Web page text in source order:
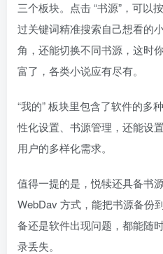
三个板块。点击 “书源”，可以
过关键词精准搜索自己想看的
角，还能切换不同书源，这时
富了，各类小说应有尽有。
“我的” 板块里包含了软件的多
性化设置、书源管理，还能设
用户的多样化需求。
值得一提的是，悦犊还具备书
WebDav 方式，能把书源备份
备还是软件出现问题，都能随
录丢失。